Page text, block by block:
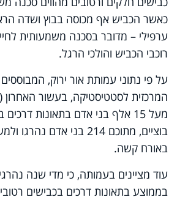
כאשר הכביש אף מכוסה בבוץ ושדה
ערפילי – מדובר בסכנה משמעותית
רוכבי הכביש והולכי הרגל.
על פי נתוני עמותת אור ירוק,
מעל 15 אלף בני אדם בתאונות
באורח קשה.
בממוצע בתאונות דרכים בכבישים